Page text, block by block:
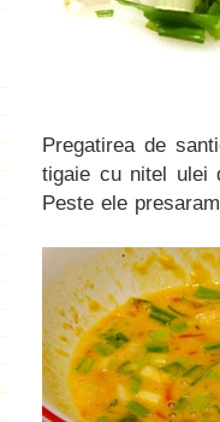
Pregatirea de
tigaie cu nitel ulei
Peste ele